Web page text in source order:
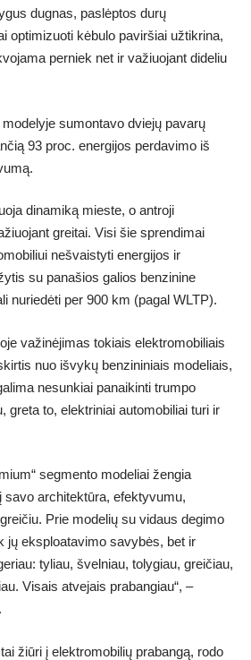
dugnas, paslėptos durų
optimizuoti kėbulo paviršiai užtikrina,
perniek net ir važiuojant dideliu
sumontavo dviejų pavarų
93 proc. energijos perdavimo iš
dinamiką mieste, o antroji
greitai. Visi šie sprendimai
nešvaistyti energijos ir
su panašios galios benzinine
nuriedėti per 900 km (pagal WLTP).
važinėjimas tokiais elektromobiliais
nuo išvykų benzininiais modeliais,
nesunkiai panaikinti trumpo
greta to, elektriniai automobiliai turi ir
segmento modeliai žengia
savo architektūra, efektyvumu,
Prie modelių su vidaus degimo
jų eksploatavimo savybės, bet ir
tyliau, švelniau, tolygiau, greičiau,
Visais atvejais prabangiau“, –
žiūri į elektromobilių prabangą, rodo